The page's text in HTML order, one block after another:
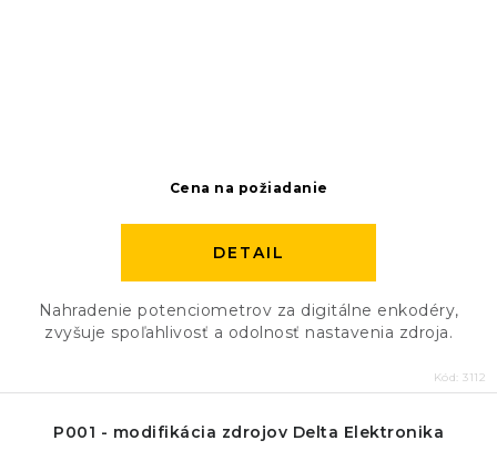
Cena na požiadanie
DETAIL
Nahradenie potenciometrov za digitálne enkodéry,
zvyšuje spoľahlivosť a odolnosť nastavenia zdroja.
Kód: 3112
P001 - modifikácia zdrojov Delta Elektronika